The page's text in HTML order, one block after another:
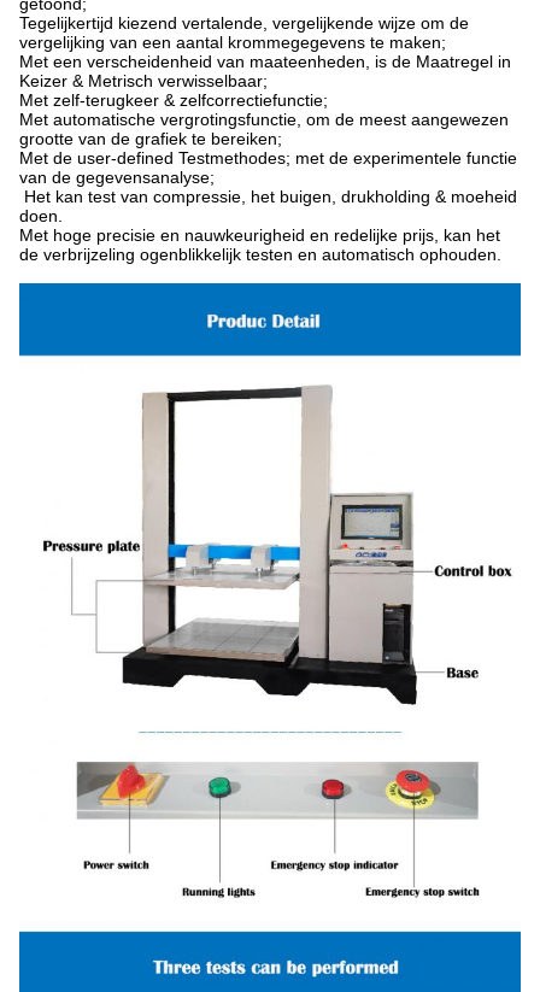
Tegelijkertijd kiezend vertalende, vergelijkende wijze om de
vergelijking van een aantal krommegegevens te maken;
Met een verscheidenheid van maateenheden, is de Maatregel in
Keizer & Metrisch verwisselbaar;
Met zelf-terugkeer & zelfcorrectiefunctie;
Met automatische vergrotingsfunctie, om de meest aangewezen
grootte van de grafiek te bereiken;
Met de user-defined Testmethodes; met de experimentele functie
van de gegevensanalyse;
Het kan test van compressie, het buigen, drukholding & moeheid
doen.
Met hoge precisie en nauwkeurigheid en redelijke prijs, kan het
de verbrijzeling ogenblikkelijk testen en automatisch ophouden.